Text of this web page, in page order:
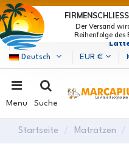
Marcapiuma|
Deutsch
EUR €
Menu Suche
Startseite Matratzen
Der Versand
Reihenfolge des